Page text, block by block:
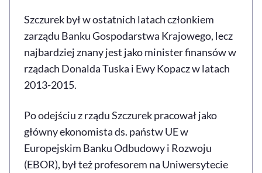
Szczurek był w ostatnich latach członkiem
zarządu Banku Gospodarstwa Krajowego, lecz
najbardziej znany jest jako minister finansów w
rządach Donalda Tuska i Ewy Kopacz w latach
2013-2015.
Po odejściu z rządu Szczurek pracował jako
główny ekonomista ds. państw UE w
Europejskim Banku Odbudowy i Rozwoju
(EBOR), był też profesorem na Uniwersytecie